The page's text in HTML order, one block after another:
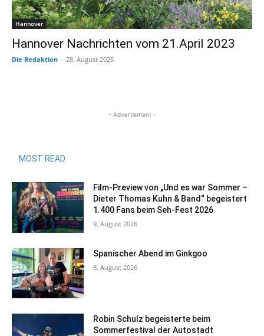
Hannover
Hannover Nachrichten vom 21.April 2023
Die Redaktion - 28. August 2025
- Advertisment -
MOST READ
Film-Preview von „Und es war Sommer –
Dieter Thomas Kuhn & Band“ begeistert
1.400 Fans beim Seh-Fest 2026
9. August 2026
Spanischer Abend im Ginkgoo
8. August 2026
Robin Schulz begeisterte beim
Sommerfestival der Autostadt